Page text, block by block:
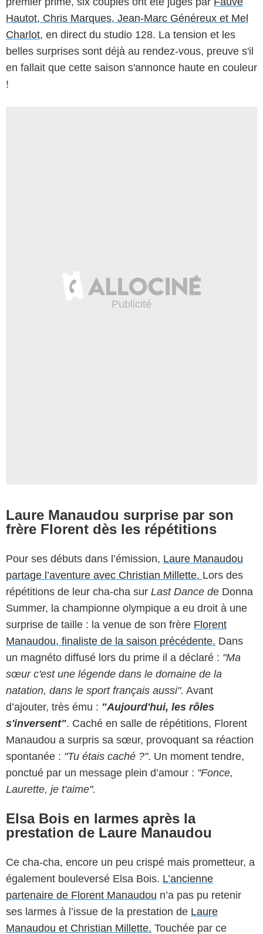
Hautot, Chris Marques, Jean-Marc Généreux et Mel
Charlot, en direct du studio 128. La tension et les
belles surprises sont déjà au rendez-vous, preuve s'il
en fallait que cette saison s'annonce haute en couleur
!
Laure Manaudou surprise par son
frère Florent dès les répétitions
Pour ses débuts dans l’émission, Laure Manaudou
partage l’aventure avec Christian Millette. Lors des
répétitions de leur cha-cha sur Last Dance de Donna
Summer, la championne olympique a eu droit à une
surprise de taille : la venue de son frère Florent
Manaudou, finaliste de la saison précédente. Dans
un magnéto diffusé lors du prime il a déclaré : "Ma
sœur c'est une légende dans le domaine de la
natation, dans le sport français aussi". Avant
d’ajouter, très ému : "Aujourd'hui, les rôles
s'inversent". Caché en salle de répétitions, Florent
Manaudou a surpris sa sœur, provoquant sa réaction
spontanée : "Tu étais caché ?". Un moment tendre,
ponctué par un message plein d’amour : "Fonce,
Laurette, je t'aime".
Elsa Bois en larmes après la
prestation de Laure Manaudou
Ce cha-cha, encore un peu crispé mais prometteur, a
également bouleversé Elsa Bois. L’ancienne
partenaire de Florent Manaudou n’a pas pu retenir
ses larmes à l’issue de la prestation de Laure
Manaudou et Christian Millette. Touchée par ce